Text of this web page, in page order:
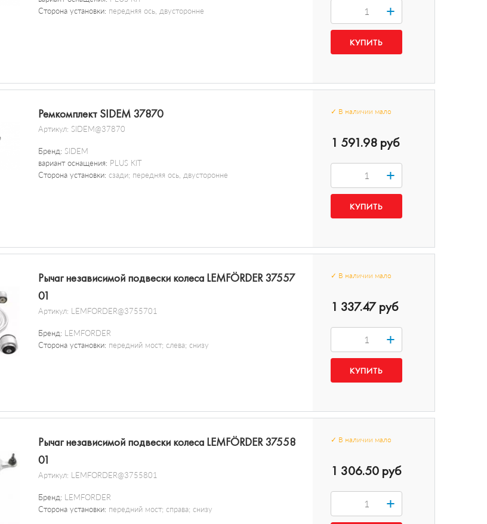
Сторона установки: передняя ось, двусторонне +
Ремкомплект SIDEM 37870
Артикул: SIDEM@37870
Бренд: SIDEM
вариант оснащения: PLUS KIT
Сторона установки: сзади; передняя ось, двусторонне
✓ В наличии мало
1 591.98 руб
+
Рычаг независимой подвески колеса LEMFÖRDER 37557
01
Артикул: LEMFORDER@3755701
Бренд: LEMFORDER
Сторона установки: передний мост; слева; снизу
✓ В наличии мало
1 337.47 руб
+
Рычаг независимой подвески колеса LEMFÖRDER 37558
01
Артикул: LEMFORDER@3755801
Бренд: LEMFORDER
Сторона установки: передний мост; справа; снизу
✓ В наличии мало
1 306.50 руб
+